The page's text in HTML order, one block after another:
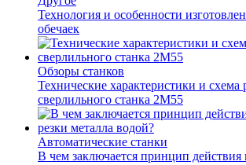
Технология и особенности
обечаек
Обзоры станков
Технические характеристики и схема
сверлильного станка 2М55
Автоматические станки
В чем заключается принцип действия